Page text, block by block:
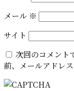
メール ※
サイト
次回のコメント
前、メールアドレ